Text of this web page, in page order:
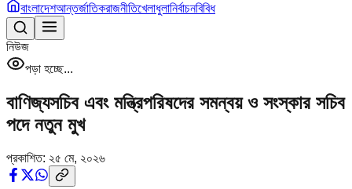
বাংলাদেশআন্তর্জাতিকরাজনীতিখেলাধুলানির্বাচনবিবিধ
নিউজ
পড়া হচ্ছে...
বাণিজ্যসচিব এবং মন্ত্রিপরিষদের সমন্বয় ও সংস্কার সচিব
পদে নতুন মুখ
প্রকাশিত: ২৫ মে, ২০২৬